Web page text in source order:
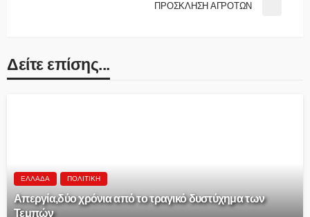
ΠΡΟΣΚΛΗΣΗ ΑΓΡΟΤΩΝ
Δείτε επίσης...
ΕΛΛΆΔΑ ΠΟΛΙΤΙΚΉ
Aπεργία,δύο χρόνια από το τραγικό δυστύχημα των
Τεμπών